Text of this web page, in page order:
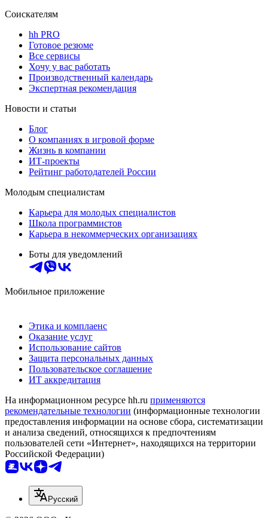
Соискателям
hh PRO
Готовое резюме
Все сервисы
Хочу у вас работать
Производственный календарь
Экспертная рекомендация
Новости и статьи
Блог
О компаниях в игровой форме
Жизнь в компании
ИТ-проекты
Рейтинг работодателей России
Молодым специалистам
Карьера для молодых специалистов
Школа программистов
Карьера в некоммерческих организациях
Боты для уведомлений
Мобильное приложение
Этика и комплаенс
Оказание услуг
Использование сайтов
Защита персональных данных
Пользовательское соглашение
ИТ аккредитация
На информационном ресурсе hh.ru применяются
рекомендательные технологии (информационные технологии
предоставления информации на основе сбора, систематизации
и анализа сведений, относящихся к предпочтениям
пользователей сети «Интернет», находящихся на территории
Российской Федерации)
Русский